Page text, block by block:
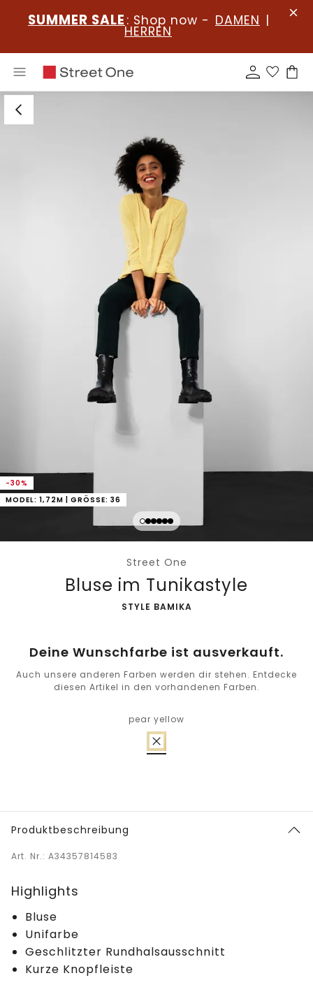
SUMMER SALE : Shop now - DAMEN |
HERREN
-30%
MODEL: 1,72M | GRÖSSE: 36
Street One
Bluse im Tunikastyle
-
STYLE BAMIKA
Deine Wunschfarbe ist ausverkauft.
Auch unsere anderen Farben werden dir stehen. Entdecke
diesen Artikel in den vorhandenen Farben.
pear yellow
Produktbeschreibung
Art. Nr.: A34357814583
Highlights
Bluse
Unifarbe
Geschlitzter Rundhalsausschnitt
Kurze Knopfleiste